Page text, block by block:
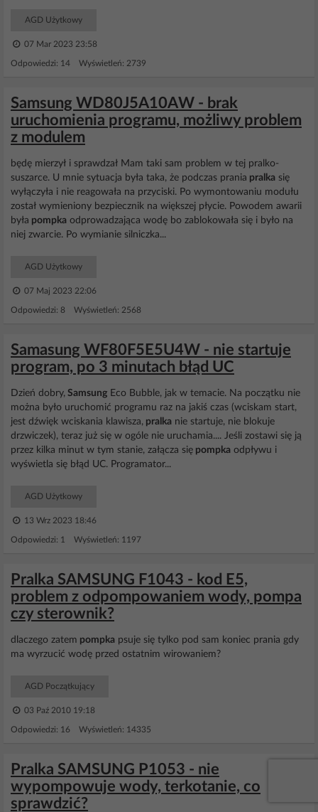
AGD Użytkowy
07 Mar 2023 23:58
Odpowiedzi: 14 Wyświetleń: 2739
Samsung WD80J5A10AW - brak
uruchomienia programu, możliwy problem
z modulem
będę mierzył i sprawdzał Mam taki sam problem w tej pralko-
suszarce. U mnie sytuacja była taka, że podczas prania pralka się
wyłączyła i nie reagowała na przyciski. Po wymontowaniu modułu
został wymieniony bezpiecznik na większej płycie. Powodem awarii
była pompka odprowadzająca wodę bo zablokowała się i było na
niej zwarcie. Po wymianie silniczka...
AGD Użytkowy
07 Maj 2023 22:06
Odpowiedzi: 8 Wyświetleń: 2568
Samasung WF80F5E5U4W - nie startuje
program, po 3 minutach błąd UC
Dzień dobry, Samsung Eco Bubble, jak w temacie. Na początku nie
można było uruchomić programu raz na jakiś czas (wciskam start,
jest dźwięk wciskania klawisza, pralka nie startuje, nie blokuje
drzwiczek), teraz już się w ogóle nie uruchamia.... Jeśli zostawi się ją
przez kilka minut w tym stanie, załącza się pompka odpływu i
wyświetla się błąd UC. Programator...
AGD Użytkowy
13 Wrz 2023 18:46
Odpowiedzi: 1 Wyświetleń: 1197
Pralka SAMSUNG F1043 - kod E5,
problem z odpompowaniem wody, pompa
czy sterownik?
dlaczego zatem pompka psuje się tylko pod sam koniec prania gdy
ma wyrzucić wodę przed ostatnim wirowaniem?
AGD Początkujący
03 Paź 2010 19:18
Odpowiedzi: 16 Wyświetleń: 14335
Pralka SAMSUNG P1053 - nie
wypompowuje wody, terkotanie, co
sprawdzić?